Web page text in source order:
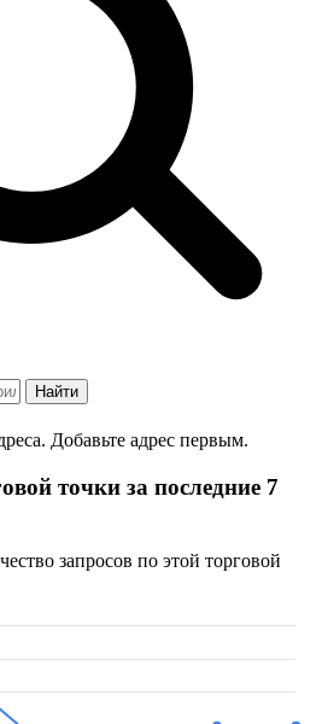
Найти
Добавьте адрес первым.
точки за последние 7
запросов по этой торговой